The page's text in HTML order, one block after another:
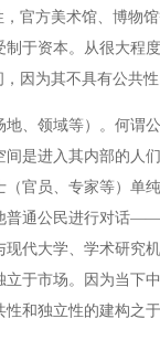
官方美术馆、博物
于资本。从很大程
因为其不具有公共性
、领域等）。何谓
是进入其内部的人
官员、专家等）单
普通公民进行对话
代大学、学术研究
于市场。因为当下
和独立性的建构之